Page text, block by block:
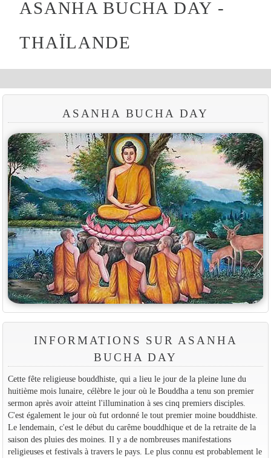
ASANHA BUCHA DAY -
THAÏLANDE
ASANHA BUCHA DAY
INFORMATIONS SUR ASANHA
BUCHA DAY
Cette fête religieuse bouddhiste, qui a lieu le jour de la pleine lune du
huitième mois lunaire, célèbre le jour où le Bouddha a tenu son premier
sermon après avoir atteint l'illumination à ses cinq premiers disciples.
C'est également le jour où fut ordonné le tout premier moine bouddhiste.
Le lendemain, c'est le début du carême bouddhique et de la retraite de la
saison des pluies des moines. Il y a de nombreuses manifestations
religieuses et festivals à travers le pays. Le plus connu est probablement le